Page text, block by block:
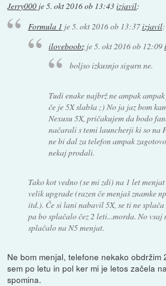
Jerry000 je5. okt 2016 ob 13:43izjavil:
Formula 1 je5. okt 2016 ob 13:37izjavil:
iloveboobz je5. okt 2016 ob 12:09
boljso izkusnjo sigurn ne.
Tudi enake najbrž ne ampak
če je 5X slabša ;) No ja jaz bom
Nexusu 5X, pričakujem da bodo
načarali s temi launcherji ki so na
ne bi dal za telefon ampak
nekaj prodali.
Tako kot vedno (se mi zdi) na 1 let
velik upgrade (razen če menjaš znamke
itd.). Če si lani nabavil 5X, se ti ne
pa bo splačalo čez 2 leti...morda. No vsaj
splačalo na N5 menjat.
Ne bom menjal, telefone nekako obdržim
sem po letu in pol ker mi je letos začela
spomina.